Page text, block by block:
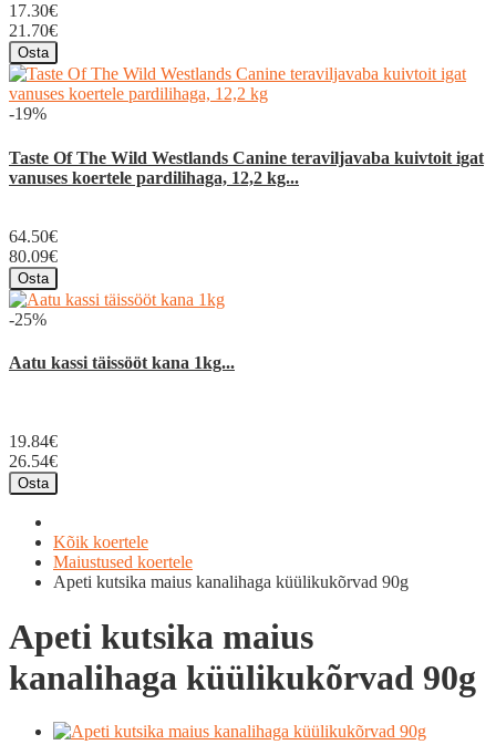
17.30€
21.70€
Osta
-19%
Taste Of The Wild Westlands Canine teraviljavaba kuivtoit igat
vanuses koertele pardilihaga, 12,2 kg...
64.50€
80.09€
Osta
-25%
Aatu kassi täissööt kana 1kg...
19.84€
26.54€
Osta
Kõik koertele
Maiustused koertele
Apeti kutsika maius kanalihaga küülikukõrvad 90g
Apeti kutsika maius
kanalihaga küülikukõrvad 90g